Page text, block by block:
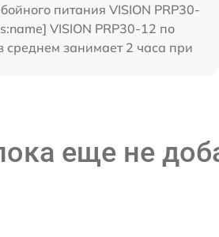
питания VISION PRP30-
VISION PRP30-12 по
среднем занимает 2 часа при
еще не